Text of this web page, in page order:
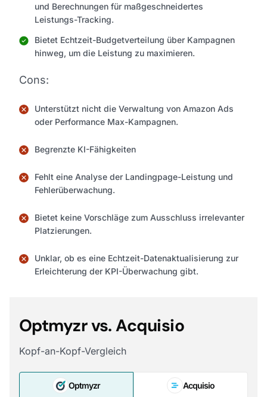
und Berechnungen für maßgeschneidertes
Leistungs-Tracking.
Bietet Echtzeit-Budgetverteilung über Kampagnen
hinweg, um die Leistung zu maximieren.
Cons:
Unterstützt nicht die Verwaltung von Amazon Ads
oder Performance Max-Kampagnen.
Begrenzte KI-Fähigkeiten
Fehlt eine Analyse der Landingpage-Leistung und
Fehlerüberwachung.
Bietet keine Vorschläge zum Ausschluss irrelevanter
Platzierungen.
Unklar, ob es eine Echtzeit-Datenaktualisierung zur
Erleichterung der KPI-Überwachung gibt.
Optmyzr vs. Acquisio
Kopf-an-Kopf-Vergleich
Optmyzr Acquisio